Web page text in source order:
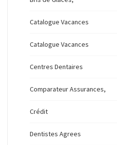
Catalogue Vacances
Catalogue Vacances
Centres Dentaires
Comparateur Assurances,
Crédit
Dentistes Agrees